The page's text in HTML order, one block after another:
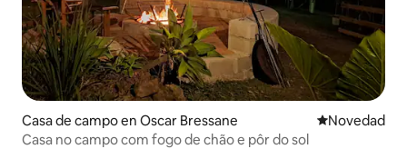
Casa de campo en Oscar Bressane Lugar para
Novedad
Casa no campo com fogo de chão e pôr do sol